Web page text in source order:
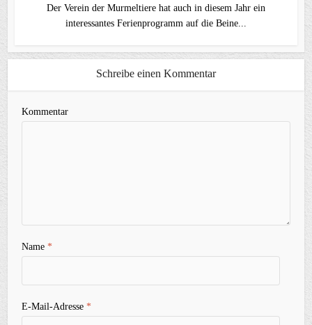
Der Verein der Murmeltiere hat auch in diesem Jahr ein
interessantes Ferienprogramm auf die Beine...
Schreibe einen Kommentar
Kommentar
Name*
E-Mail-Adresse*